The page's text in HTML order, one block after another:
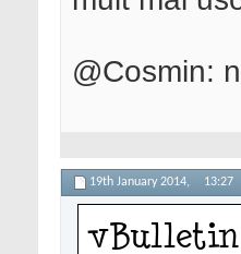
@Cosmin:
19th January 2014, 13:27